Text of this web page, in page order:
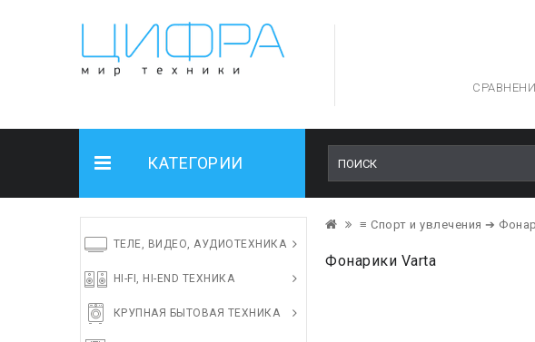
КАТЕГОРИИ
ТЕЛЕ, ВИДЕО, АУДИОТЕХНИКА
HI-FI, HI-END ТЕХНИКА
КРУПНАЯ БЫТОВАЯ ТЕХНИКА
≡ Спорт и увлечения ➔
Фонарики Varta